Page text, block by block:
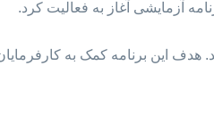
هدف این برنامه کمک به